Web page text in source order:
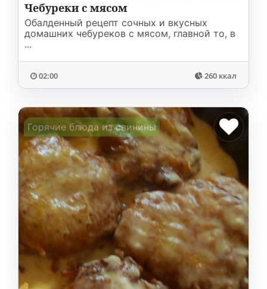
Чебуреки с мясом
Обалденный рецепт сочных и вкусных
домашних чебуреков с мясом, главной то, в
...
02:00 260 ккал
Горячие блюда из свинины